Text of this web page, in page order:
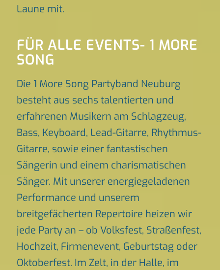
Laune mit.
FÜR ALLE EVENTS- 1 MORE
SONG
Die 1 More Song Partyband Neuburg
besteht aus sechs talentierten und
erfahrenen Musikern am Schlagzeug,
Bass, Keyboard, Lead-Gitarre, Rhythmus-
Gitarre, sowie einer fantastischen
Sängerin und einem charismatischen
Sänger. Mit unserer energiegeladenen
Performance und unserem
breitgefächerten Repertoire heizen wir
jede Party an – ob Volksfest, Straßenfest,
Hochzeit, Firmenevent, Geburtstag oder
Oktoberfest. Im Zelt, in der Halle, im